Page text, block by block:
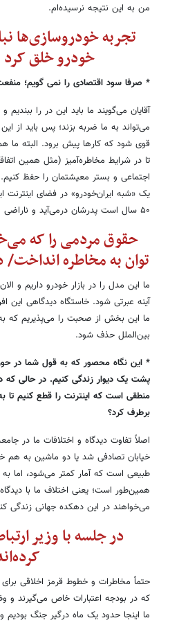
من به این نتیجه نرسیده‌ام.
تجربه خودروسازی‌ها
خودرو خلق
* صرفا سود اقتصادی را نمی گویم؛
آقایان می‌گویند ما باید این در را
می‌تواند به ما ضربه بزند؛ پس باید از
قوی شود که کارها پیش برود. البته ما
تا در شرایط مخاطره‌آمیز (مثل همین
اجتماعی و بستر معیشتمان را حفظ کنیم.
یک «شبه ایران‌خودرو» در فضای اینترنت
۵۰ سال است پدرشان درمی‌آید و ناراضی هستند، بگوییم اشکال ندارد و باید هزینه‌اش را بدهند!
حقوق مردمی را که
توان به مخاطره
ما این مدل را در بازار خودرو داریم و
آینه عبرتی شود. خاستگاه دیدگاهی این
ما این بخش از صحبت را می‌پذیریم که
بین‌الملل حذف شود.
* این نگاه محصور که به قول شما در
پشت یک دیوار زندگی کنیم. در حالی که
منطقی است که اینترنت را قطع کنیم تا
برطرف کرد؟
اصلاً تفاوت دیدگاه و اختلافات ما در
خیابان تصادفی شد یا دو ماشین به هم
طبیعی است که آمار کمتر می‌شود، اما
همین‌طور است؛ یعنی اختلاف ما با
می‌خواهند در این دهکده جهانی زندگی
در جلسه با وزیر
حتماً مخاطرات و خطوط قرمز اخلاقی
که در بودجه اعتبارات خاص می‌گیرند
ما اینجا حدود یک ماه درگیر جنگ